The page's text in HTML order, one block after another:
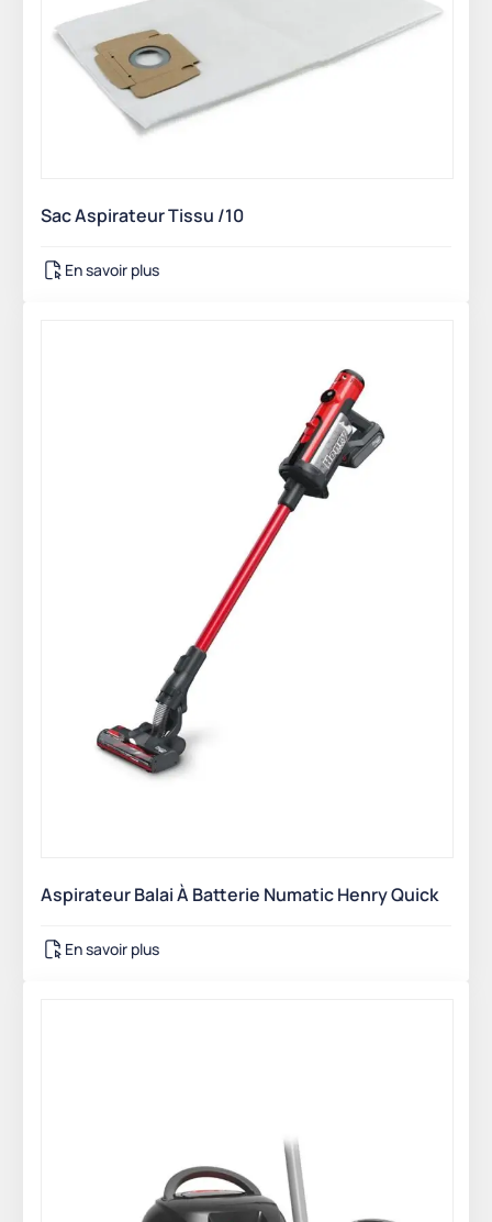
Sac Aspirateur Tissu /10
En savoir plus
Aspirateur Balai À Batterie Numatic Henry Quick
En savoir plus